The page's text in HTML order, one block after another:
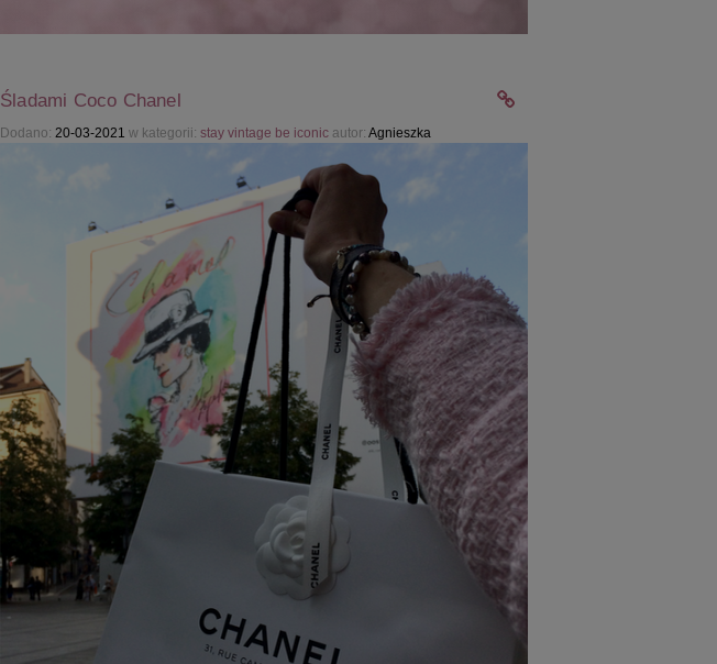
Śladami Coco Chanel
Dodano: 20-03-2021 w kategorii: stay vintage be iconic autor: Agnieszka